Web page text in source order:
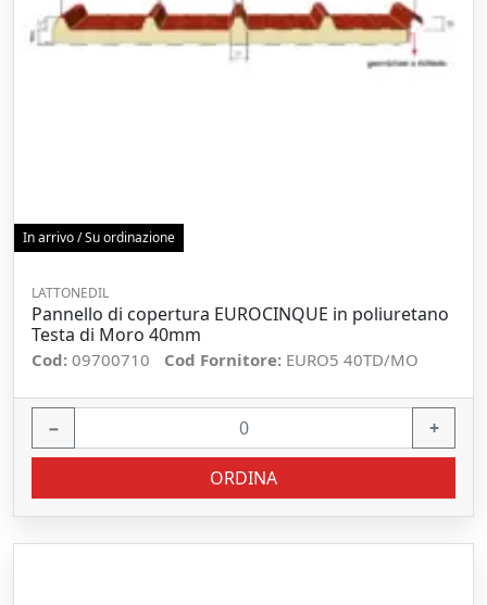
In arrivo / Su ordinazione
LATTONEDIL
Pannello di copertura EUROCINQUE in poliuretano
Testa di Moro 40mm
Cod: 09700710 Cod Fornitore: EURO5 40TD/MO
− +
ORDINA